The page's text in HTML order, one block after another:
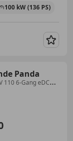
100 kW (136 PS)
Panda
110 6-Gang eDCT